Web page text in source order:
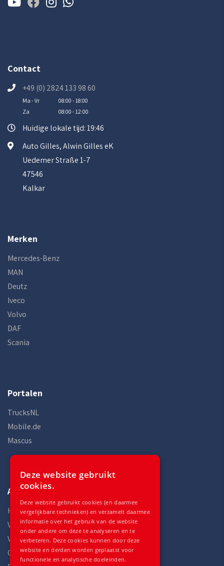
Contact
+49 (0) 2824 133 98 60
Ma - Vr
08:00 - 18:00
Za
08:00 - 12:00
Huidige lokale tijd: 19:46
Auto Gilles, Alwin Gilles eK
Uedemer Straße 1-7
47546
Kalkar
Merken
Mercedes-Benz
MAN
Deutz
Iveco
Volvo
DAF
Scania
Portalen
TrucksNL
Mobile.de
Mascus
Auto Gilles
Home
Voorraad
Voertuigen
Onderdelen
Deze website gebruikt
cookies.
Deze website gebruikt cookies (en daarmee
vergelijkbare technieken) en verzamelt daarmee
informatie over het gebruik van de website
onder andere om deze te analyseren en te
verbeteren. Deze cookies kunnen door deze
website en derden worden geplaatst voor
functionele en analytische doeleinden.